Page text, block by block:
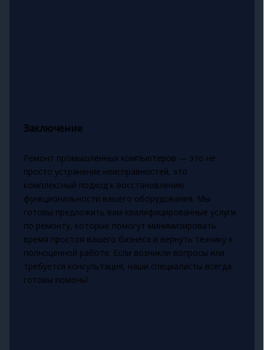
Заключение
Ремонт промышленных компьютеров — это не
просто устранение неисправностей, это
комплексный подход к восстановлению
функциональности вашего оборудования. Мы
готовы предложить вам квалифицированные услуги
по ремонту, которые помогут минимизировать
время простоя вашего бизнеса и вернуть технику к
полноценной работе. Если возникли вопросы или
требуется консультация, наши специалисты всегда
готовы помочь!